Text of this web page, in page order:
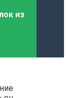
из